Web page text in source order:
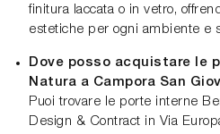
finitura laccata o in vetro,
estetiche per ogni ambiente e
Dove posso acquistare le
Natura a Campora San
Puoi trovare le porte interne
Design & Contract in Via